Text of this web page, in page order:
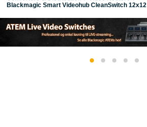
Blackmagic Smart Videohub CleanSwitch 12x12